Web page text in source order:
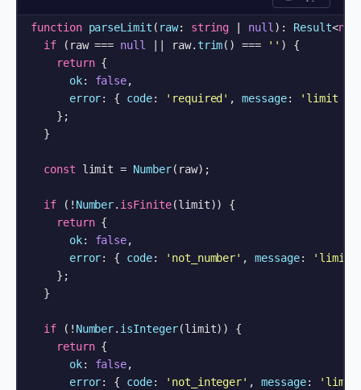
function parseLimit ( raw: string null ): Result<
if (raw === null || raw. trim() === '' ) {
return {
ok: false,
error: { code: 'required' , message:
'limit is
    };
  }
const limit = Number(raw);
if (! Number. isFinite(limit)) {
return {
ok: false,
error: { code: 'not_number' , message:
'limit
    };
  }
if (! Number. isInteger(limit)) {
return {
ok: false,
error: { code: 'not_integer' , message:
'limit